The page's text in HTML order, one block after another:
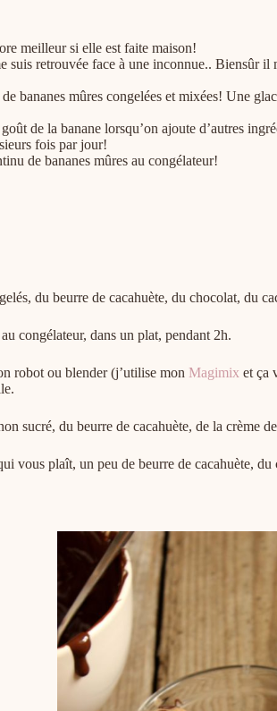
meilleur si elle est faite maison!
retrouvée face à une inconnue.. Biensûr il
bananes mûres congelées et mixées! Une
de la banane lorsqu’on ajoute d’autres
fois par jour!
de bananes mûres au congélateur!
du beurre de cacahuète, du chocolat, du
congélateur, dans un plat, pendant 2h.
robot ou blender (j’utilise mon Magimix et ça
sucré, du beurre de cacahuète, de la crème
vous plaît, un peu de beurre de cacahuète,